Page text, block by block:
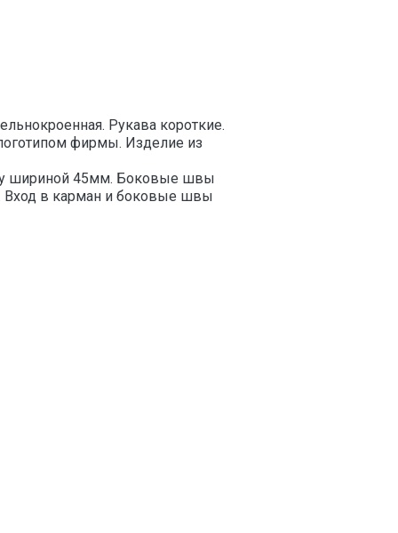
Рукава короткие.
фирмы. Изделие из
шириной 45мм. Боковые швы
Вход в карман и боковые швы